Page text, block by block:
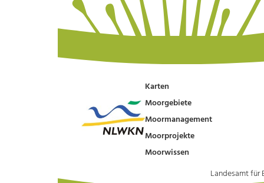
Karten
Moorgebiete
Moormanagement
Moorprojekte
Moorwissen
Landesamt für